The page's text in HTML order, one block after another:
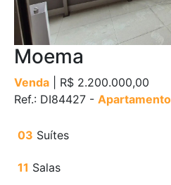
Moema
Venda | R$ 2.200.000,00
Ref.: DI84427 - Apartamento
03 Suítes
11 Salas